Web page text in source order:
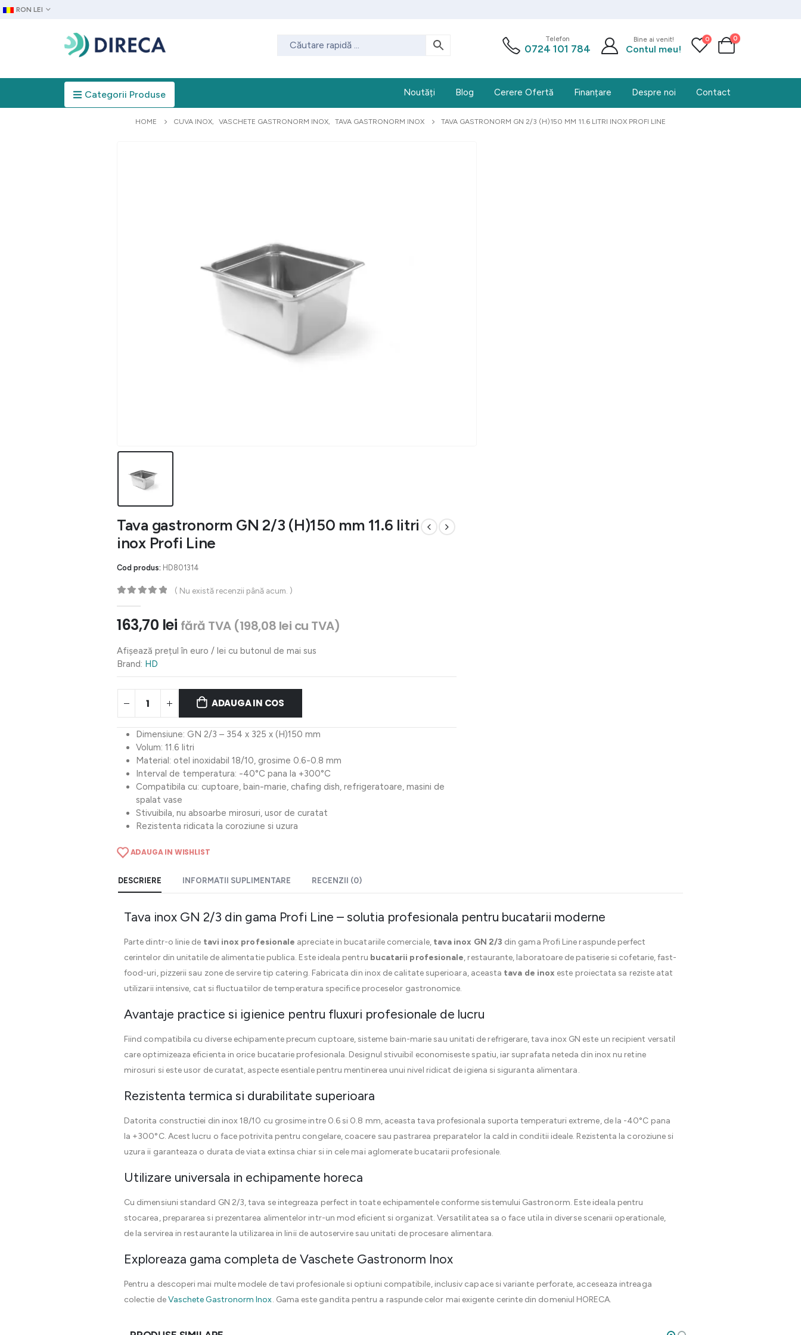
RON LEI
Telefon
0724 101 784
Bine ai venit!
Contul meu!
0 0
Categorii Produse Noutăți Blog Cerere Ofertă Finanțare Despre noi Contact
HOME CUVA INOX, VASCHETE GASTRONORM INOX, TAVA GASTRONORM INOX TAVA GASTRONORM GN 2/3 (H)150 MM 11.6 LITRI INOX PROFI LINE
Tava gastronorm GN 2/3 (H)150 mm 11.6 litri
inox Profi Line
Cod produs: HD801314
( Nu există recenzii până acum. )
163,70 lei fără TVA (198,08 lei cu TVA)
Afișează prețul în euro / lei cu butonul de mai sus
Brand: HD
ADAUGA IN COS
Dimensiune: GN 2/3 – 354 x 325 x (H)150 mm
Volum: 11.6 litri
Material: otel inoxidabil 18/10, grosime 0.6-0.8 mm
Interval de temperatura: -40°C pana la +300°C
Compatibila cu: cuptoare, bain-marie, chafing dish, refrigeratoare, masini de
spalat vase
Stivuibila, nu absoarbe mirosuri, usor de curatat
Rezistenta ridicata la coroziune si uzura
ADAUGA IN WISHLIST
DESCRIERE INFORMATII SUPLIMENTARE RECENZII (0)
Tava inox GN 2/3 din gama Profi Line – solutia profesionala pentru bucatarii moderne
Parte dintr-o linie de tavi inox profesionale apreciate in bucatariile comerciale, tava inox GN 2/3 din gama Profi Line raspunde perfect
cerintelor din unitatile de alimentatie publica. Este ideala pentru bucatarii profesionale, restaurante, laboratoare de patiserie si cofetarie, fast-
food-uri, pizzerii sau zone de servire tip catering. Fabricata din inox de calitate superioara, aceasta tava de inox este proiectata sa reziste atat
utilizarii intensive, cat si fluctuatiilor de temperatura specifice proceselor gastronomice.
Avantaje practice si igienice pentru fluxuri profesionale de lucru
Fiind compatibila cu diverse echipamente precum cuptoare, sisteme bain-marie sau unitati de refrigerare, tava inox GN este un recipient versatil
care optimizeaza eficienta in orice bucatarie profesionala. Designul stivuibil economiseste spatiu, iar suprafata neteda din inox nu retine
mirosuri si este usor de curatat, aspecte esentiale pentru mentinerea unui nivel ridicat de igiena si siguranta alimentara.
Rezistenta termica si durabilitate superioara
Datorita constructiei din inox 18/10 cu grosime intre 0.6 si 0.8 mm, aceasta tava profesionala suporta temperaturi extreme, de la -40°C pana
la +300°C. Acest lucru o face potrivita pentru congelare, coacere sau pastrarea preparatelor la cald in conditii ideale. Rezistenta la coroziune si
uzura ii garanteaza o durata de viata extinsa chiar si in cele mai aglomerate bucatarii profesionale.
Utilizare universala in echipamente horeca
Cu dimensiuni standard GN 2/3, tava se integreaza perfect in toate echipamentele conforme sistemului Gastronorm. Este ideala pentru
stocarea, prepararea si prezentarea alimentelor intr-un mod eficient si organizat. Versatilitatea sa o face utila in diverse scenarii operationale,
de la servirea in restaurante la utilizarea in linii de autoservire sau unitati de procesare alimentara.
Exploreaza gama completa de Vaschete Gastronorm Inox
Pentru a descoperi mai multe modele de tavi profesionale si optiuni compatibile, inclusiv capace si variante perforate, acceseaza intreaga
colectie deVaschete Gastronorm Inox. Gama este gandita pentru a raspunde celor mai exigente cerinte din domeniul HORECA.